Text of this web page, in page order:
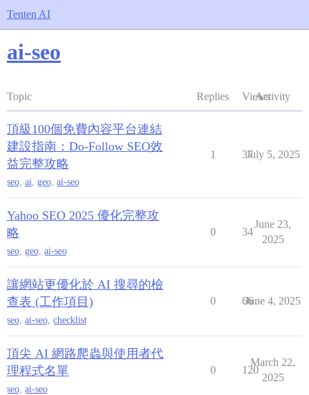
Tenten AI
ai-seo
Topic Replies ViewsActivity
頂級100個免費內容平台連結
建設指南：Do-Follow SEO效
益完整攻略
seo, ai, geo, ai-seo
1 37
July 5, 2025
Yahoo SEO 2025 優化完整攻
略
seo, geo, ai-seo
0 34
June 23,
2025
讓網站更優化於 AI 搜尋的檢
查表 (工作項目)
seo, ai-seo, checklist
0 66
June 4, 2025
頂尖 AI 網路爬蟲與使用者代
理程式名單
seo, ai-seo
0 120
March 22,
2025